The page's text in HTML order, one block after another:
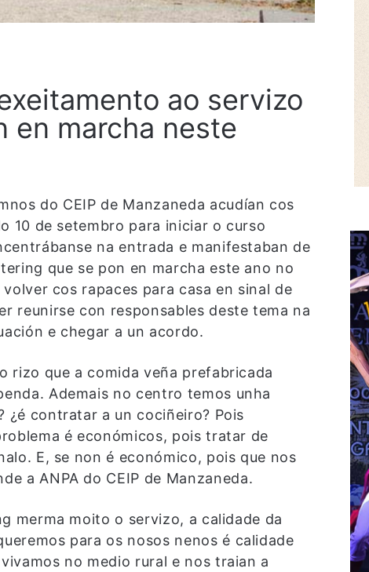
ao servizo
en marcha neste
do CEIP de Manzaneda acudían cos
10 de setembro para iniciar o curso
na entrada e manifestaban de
que se pon en marcha este ano no
cos rapaces para casa en sinal de
reunirse con responsables deste tema na
e chegar a un acordo.
rizo que a comida veña prefabricada
Ademais no centro temos unha
¿é contratar a un cociñeiro? Pois
é económicos, pois tratar de
E, se non é económico, pois que nos
a ANPA do CEIP de Manzaneda.
merma moito o servizo, a calidade da
para os nosos nenos é calidade
no medio rural e nos traian a